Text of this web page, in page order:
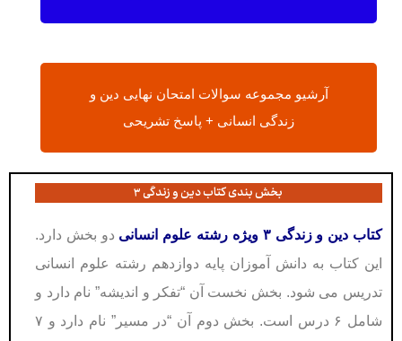
آرشیو مجموعه سوالات امتحان نهایی دین و
زندگی انسانی + پاسخ تشریحی
بخش بندی کتاب دین و زندگی ۳
کتاب دین و زندگی ۳ ویژه رشته علوم انسانی
دو بخش دارد.
این کتاب به دانش آموزان پایه دوازدهم رشته علوم انسانی
تدریس می شود. بخش نخست آن “تفکر و اندیشه” نام دارد و
شامل ۶ درس است. بخش دوم آن “در مسیر” نام دارد و ۷